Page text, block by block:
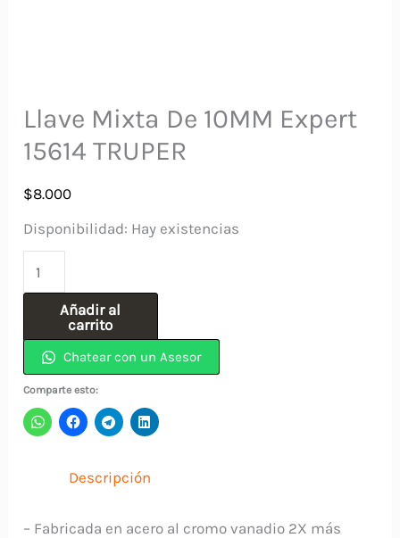
Llave Mixta De 10MM Expert
15614 TRUPER
$8.000
Disponibilidad: Hay existencias
Mixta
10MM
Expert
15614
TRUPER
Añadir al
carrito
Chatear con un Asesor
Comparte esto:
Descripción
– Fabricada en acero al cromo vanadio 2X más